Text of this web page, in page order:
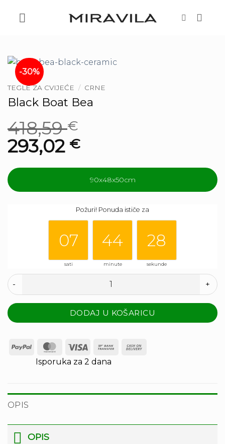
-30%
TEGLE ZA CVIJEĆE / CRNE
Black Boat Bea
418,59€
293,02 €
90x48x50cm
Požuri! Ponuda ističe za
07
sati
44
minute
28
sekunde
DODAJ U KOŠARICU
PayPal MasterCard
Visa
Bank
Isporuka za 2 dana
OPIS
OPIS